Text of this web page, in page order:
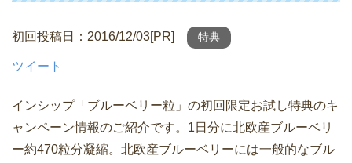
初回投稿日：2016/12/03[PR] 特典
ツイート
インシップ「ブルーベリー粒」の初回限定お試し特典のキ
ャンペーン情報のご紹介です。1日分に北欧産ブルーベリ
ー約470粒分凝縮。北欧産ブルーベリーには一般的なブル